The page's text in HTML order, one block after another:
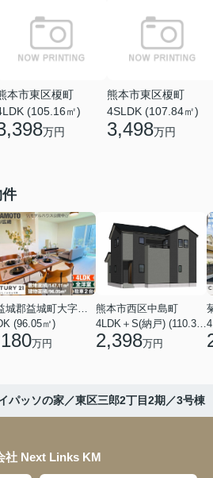
本市東区榎町
(105.16㎡)
万円
熊本市東区榎町
4SLDK (107.84㎡)
3,498万円
上益城郡益城町大字広崎
(96.05㎡)
万円
熊本市西区中島町
4LDK＋S(納戸) (110.37㎡)
2,398万円
パッソの家／東区三郎2丁目2期／3号棟
社 Next Links KM